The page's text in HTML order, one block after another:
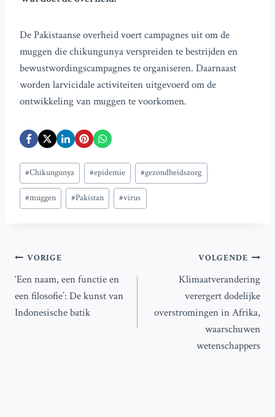
De Pakistaanse overheid voert campagnes uit om de
muggen die chikungunya verspreiden te bestrijden en
bewustwordingscampagnes te organiseren. Daarnaast
worden larvicidale activiteiten uitgevoerd om de
ontwikkeling van muggen te voorkomen.
Bericht
tags:
#Chikungunya #epidemie #gezondheidszorg
#muggen #Pakistan #virus
Bericht
navigatie
VORIGE
‘Een naam, een functie en
een filosofie’: De kunst van
Indonesische batik
VOLGENDE
Klimaatverandering
verergert dodelijke
overstromingen in Afrika,
waarschuwen
wetenschappers